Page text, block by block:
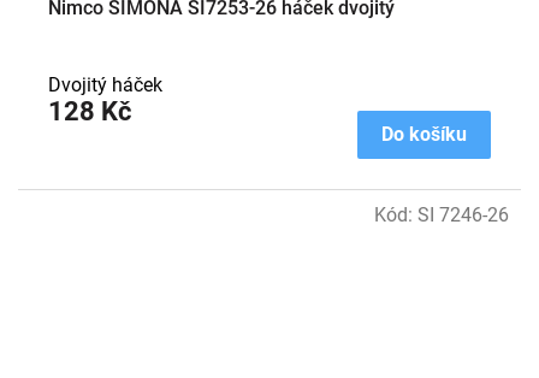
Nimco SIMONA SI7253-26 háček dvojitý
128 Kč
Do košíku
Dvojitý háček
Kód: SI 7246-26